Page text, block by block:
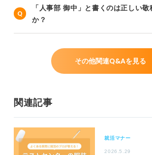
「人事部 御中」と書くのは正しい
か？
その他関連Q&Aを見る
関連記事
就活マナー
2026.5.29